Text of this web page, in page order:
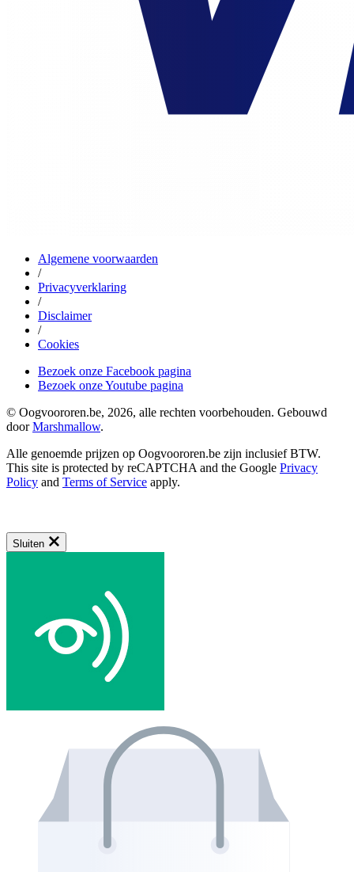
Algemene voorwaarden
/
Privacyverklaring
/
Disclaimer
/
Cookies
Bezoek onze Facebook pagina
Bezoek onze Youtube pagina
© Oogvoororen.be, 2026, alle rechten voorbehouden. Gebouwd
doorMarshmallow.
Alle genoemde prijzen op Oogvoororen.be zijn inclusief BTW.
This site is protected by reCAPTCHA and the Google Privacy
Policy and Terms of Service apply.
Sluiten